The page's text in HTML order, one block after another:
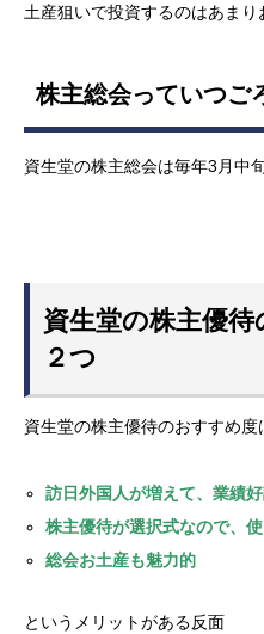
土産狙いで投資するのはあまり
株主総会っていつご
資生堂の株主総会は毎年3月中
資生堂の株主優
２つ
資生堂の株主優待のおすす
訪日外国人が増えて、業績好
株主優待が選択式なので、
総会お土産も魅力的
というメリットがある反面